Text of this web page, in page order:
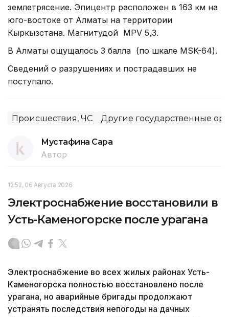
землетрясение. Эпицентр расположен в 163 км на
юго-востоке от Алматы на территории
Кыркызстана. Магнитудой MPV 5,3.
В Алматы ощущалось 3 балла (по шкале MSK-64).
Сведений о разрушениях и пострадавших не
поступало.
Происшествия, ЧС Другие государственные
Мустафина Сара
Автор
12:52, 06 Августа 2026
Электроснабжение восстановили в
Усть-Каменогорске после урагана
Электроснабжение во всех жилых районах Усть-
Каменогорска полностью восстановлено после
урагана, но аварийные бригады продолжают
устранять последствия непогоды на дачных